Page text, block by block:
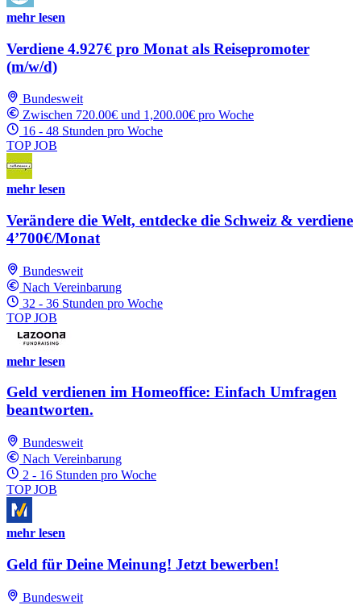
mehr lesen
Verdiene 4.927€ pro Monat als Reisepromoter
(m/w/d)
Bundesweit
Zwischen 720.00€ und 1,200.00€ pro Woche
16 - 48 Stunden pro Woche
TOP JOB
mehr lesen
Verändere die Welt, entdecke die Schweiz & verdiene
4’700€/Monat
Bundesweit
Nach Vereinbarung
32 - 36 Stunden pro Woche
TOP JOB
mehr lesen
Geld verdienen im Homeoffice: Einfach Umfragen
beantworten.
Bundesweit
Nach Vereinbarung
2 - 16 Stunden pro Woche
TOP JOB
mehr lesen
Geld für Deine Meinung! Jetzt bewerben!
Bundesweit